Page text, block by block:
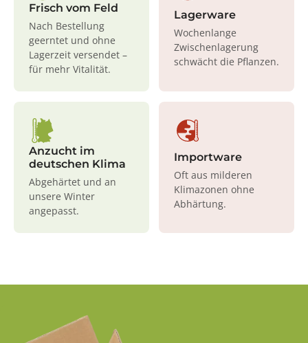
Frisch vom Feld
Nach Bestellung
geerntet und ohne
Lagerzeit versendet –
für mehr Vitalität.
Lagerware
Wochenlange
Zwischenlagerung
schwächt die Pflanzen.
Anzucht im
deutschen Klima
Abgehärtet und an
unsere Winter
angepasst.
Importware
Oft aus milderen
Klimazonen ohne
Abhärtung.